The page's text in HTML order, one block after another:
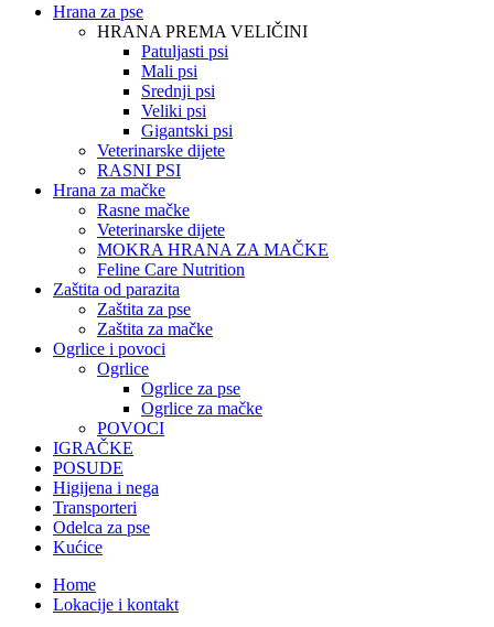
Hrana za pse
HRANA PREMA VELIČINI
Patuljasti psi
Mali psi
Srednji psi
Veliki psi
Gigantski psi
Veterinarske dijete
RASNI PSI
Hrana za mačke
Rasne mačke
Veterinarske dijete
MOKRA HRANA ZA MAČKE
Feline Care Nutrition
Zaštita od parazita
Zaštita za pse
Zaštita za mačke
Ogrlice i povoci
Ogrlice
Ogrlice za pse
Ogrlice za mačke
POVOCI
IGRAČKE
POSUDE
Higijena i nega
Transporteri
Odelca za pse
Kućice
Home
Lokacije i kontakt